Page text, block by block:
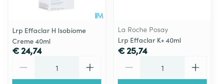
Lrp Effaclar H Isobiome
Creme 40ml
€ 24,74
La Roche Posay
Lrp Effaclar K+ 40ml
€ 25,74